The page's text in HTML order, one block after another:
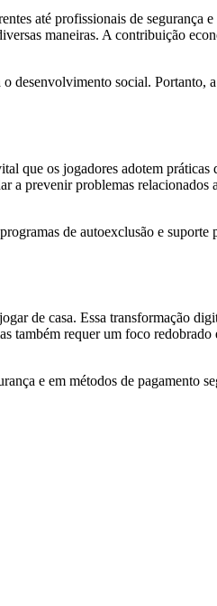
até profissionais de segurança
maneiras. A contribuição
desenvolvimento social. Portanto,
que os jogadores adotem práticas
a prevenir problemas relacionados
de autoexclusão e suporte
de casa. Essa transformação
também requer um foco redobrado
e em métodos de pagamento